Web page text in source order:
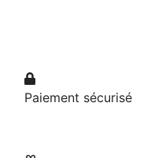
Paiement sécurisé